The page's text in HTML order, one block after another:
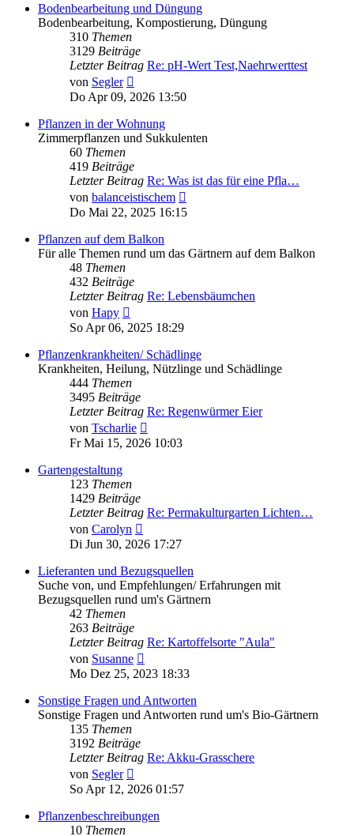
Bodenbearbeitung und Düngung
Bodenbearbeitung, Kompostierung, Düngung
310 Themen
3129 Beiträge
Letzter Beitrag Re: pH-Wert Test,Naehrwerttest
von Segler
Beitrag
Do Apr 09, 2026 13:50
Pflanzen in der Wohnung
Zimmerpflanzen und Sukkulenten
60 Themen
419 Beiträge
Letzter Beitrag Re: Was ist das für eine Pfla…
von balanceistischem
Beitrag
Do Mai 22, 2025 16:15
Pflanzen auf dem Balkon
Für alle Themen rund um das Gärtnern auf dem Balkon
48 Themen
432 Beiträge
Letzter Beitrag Re: Lebensbäumchen
von Hapy
Beitrag
So Apr 06, 2025 18:29
Pflanzenkrankheiten/ Schädlinge
Krankheiten, Heilung, Nützlinge und Schädlinge
444 Themen
3495 Beiträge
Letzter Beitrag Re: Regenwürmer Eier
von Tscharlie
Beitrag
Fr Mai 15, 2026 10:03
Gartengestaltung
123 Themen
1429 Beiträge
Letzter Beitrag Re: Permakulturgarten Lichten…
von Carolyn
Beitrag
Di Jun 30, 2026 17:27
Lieferanten und Bezugsquellen
Suche von, und Empfehlungen/ Erfahrungen mit
Bezugsquellen rund um's Gärtnern
42 Themen
263 Beiträge
Letzter Beitrag Re: Kartoffelsorte "Aula"
von Susanne
Beitrag
Mo Dez 25, 2023 18:33
Sonstige Fragen und Antworten
Sonstige Fragen und Antworten rund um's Bio-Gärtnern
135 Themen
3192 Beiträge
Letzter Beitrag Re: Akku-Grasschere
von Segler
Beitrag
So Apr 12, 2026 01:57
Pflanzenbeschreibungen
10 Themen